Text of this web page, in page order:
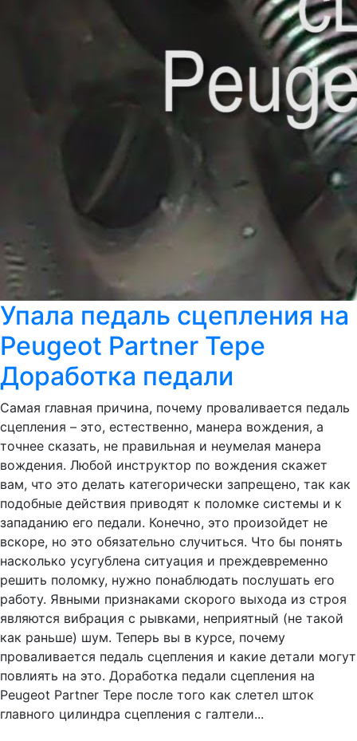
Упала педаль сцепления на
Peugeot Partner Tepe
Доработка педали
Самая главная причина, почему проваливается педаль
сцепления – это, естественно, манера вождения, а
точнее сказать, не правильная и неумелая манера
вождения. Любой инструктор по вождения скажет
вам, что это делать категорически запрещено, так как
подобные действия приводят к поломке системы и к
западанию его педали. Конечно, это произойдет не
вскоре, но это обязательно случиться. Что бы понять
насколько усугублена ситуация и преждевременно
решить поломку, нужно понаблюдать послушать его
работу. Явными признаками скорого выхода из строя
являются вибрация с рывками, неприятный (не такой
как раньше) шум. Теперь вы в курсе, почему
проваливается педаль сцепления и какие детали могут
повлиять на это. Доработка педали сцепления на
Peugeot Partner Tepe после того как слетел шток
главного цилиндра сцепления с галтели...